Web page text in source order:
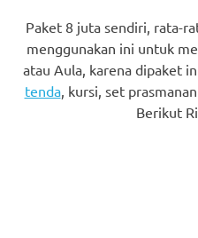
Paket 8 juta sendiri, rata-
menggunakan ini untuk
atau Aula, karena dipaket
tenda, kursi, set
Berikut